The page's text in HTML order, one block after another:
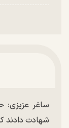
ساغر عزیزی:
شهادت دادند